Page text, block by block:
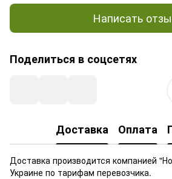
Написать
Поделиться в соцсетях
Доставка Оплата
Доставка производится компанией
Украине по тарифам перевозчика.